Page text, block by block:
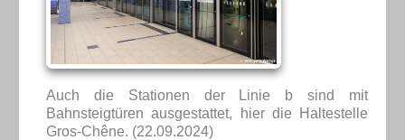
Auch die Stationen der Linie b sind mit
Bahnsteigtüren ausgestattet, hier die Haltestelle
Gros-Chêne. (22.09.2024)